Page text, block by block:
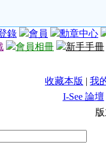
錄 會員
勳章中心
會員相冊 新手手冊
收藏本版 | 我
I-See 論壇